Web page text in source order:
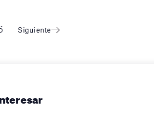
Siguiente